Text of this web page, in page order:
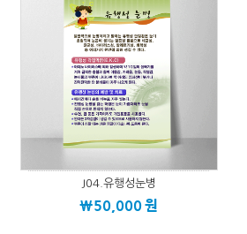
J04.유행성눈병
\50,000원